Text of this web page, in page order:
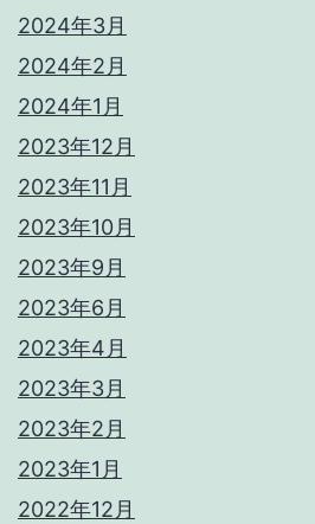
2024年3月
2024年2月
2024年1月
2023年12月
2023年11月
2023年10月
2023年9月
2023年6月
2023年4月
2023年3月
2023年2月
2023年1月
2022年12月